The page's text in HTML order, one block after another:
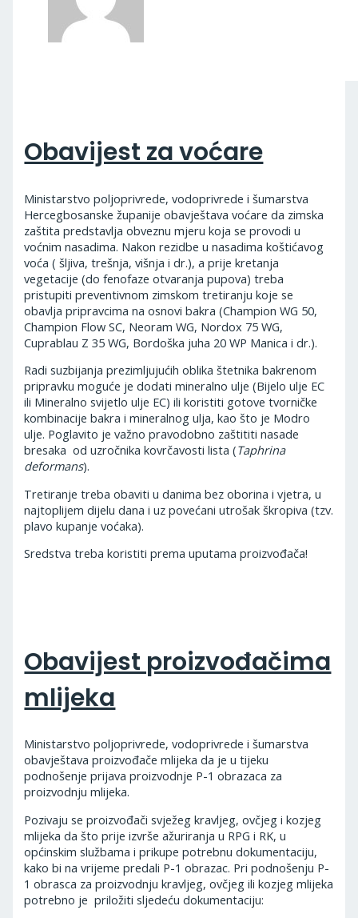
Obavijest za voćare
Ministarstvo poljoprivrede, vodoprivrede i šumarstva
Hercegbosanske županije obavještava voćare da zimska
zaštita predstavlja obveznu mjeru koja se provodi u
voćnim nasadima. Nakon rezidbe u nasadima koštićavog
voća ( šljiva, trešnja, višnja i dr.), a prije kretanja
vegetacije (do fenofaze otvaranja pupova) treba
pristupiti preventivnom zimskom tretiranju koje se
obavlja pripravcima na osnovi bakra (Champion WG 50,
Champion Flow SC, Neoram WG, Nordox 75 WG,
Cuprablau Z 35 WG, Bordoška juha 20 WP Manica i dr.).
Radi suzbijanja prezimljujućih oblika štetnika bakrenom
pripravku moguće je dodati mineralno ulje (Bijelo ulje EC
ili Mineralno svijetlo ulje EC) ili koristiti gotove tvorničke
kombinacije bakra i mineralnog ulja, kao što je Modro
ulje. Poglavito je važno pravodobno zaštititi nasade
bresaka od uzročnika kovrčavosti lista (Taphrina
deformans).
Tretiranje treba obaviti u danima bez oborina i vjetra, u
najtoplijem dijelu dana i uz povećani utrošak škropiva (tzv.
plavo kupanje voćaka).
Sredstva treba koristiti prema uputama proizvođača!
Obavijest proizvođačima
mlijeka
Ministarstvo poljoprivrede, vodoprivrede i šumarstva
obavještava proizvođače mlijeka da je u tijeku
podnošenje prijava proizvodnje P-1 obrazaca za
proizvodnju mlijeka.
Pozivaju se proizvođači svježeg kravljeg, ovčjeg i kozjeg
mlijeka da što prije izvrše ažuriranja u RPG i RK, u
općinskim službama i prikupe potrebnu dokumentaciju,
kako bi na vrijeme predali P-1 obrazac. Pri podnošenju P-
1 obrasca za proizvodnju kravljeg, ovčjeg ili kozjeg mlijeka
potrebno je priložiti sljedeću dokumentaciju: